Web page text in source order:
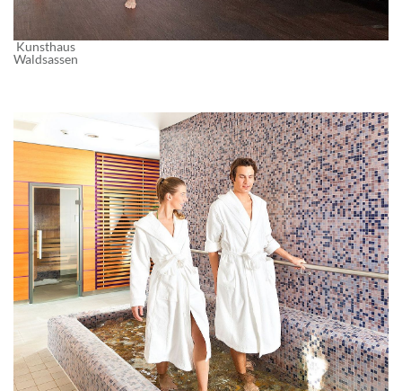
Kunsthaus
Waldsassen